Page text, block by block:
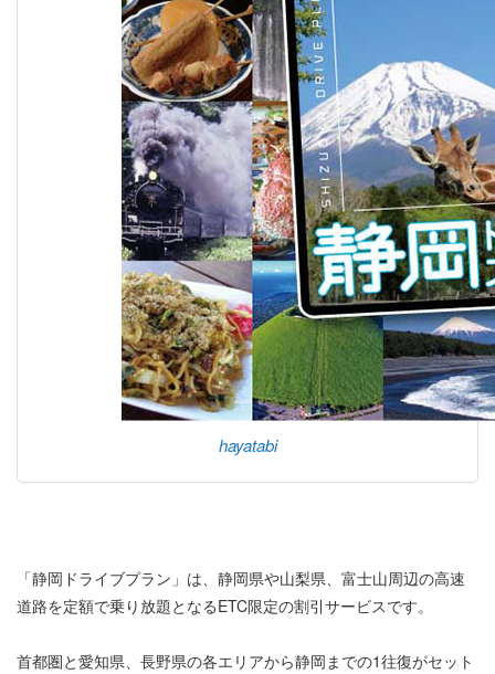
hayatabi
「静岡ドライブプラン」は、静岡県や山梨県、富士山周辺の高速
道路を定額で乗り放題となるETC限定の割引サービスです。
首都圏と愛知県、長野県の各エリアから静岡までの1往復がセット